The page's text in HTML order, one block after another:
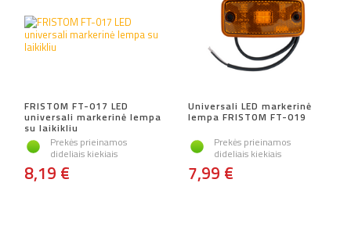
FRISTOM FT-017 LED
universali markerinė lempa
su laikikliu
Prekės prieinamos
dideliais kiekiais
8,19 €
Universali LED markerinė
lempa FRISTOM FT-019
Prekės prieinamos
dideliais kiekiais
7,99 €